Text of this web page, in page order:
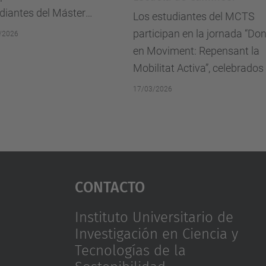
Máster
Sostenibilidad y
Los estudiantes del MCTS
participan en la jornada “Dones
en Moviment: Repensant la
Mobilitat Activa”, celebrados en
la Escuela de Caminos, un
13/02/
Contacto
Instituto Universitario de
Investigación en Ciencia y
Tecnologías de la